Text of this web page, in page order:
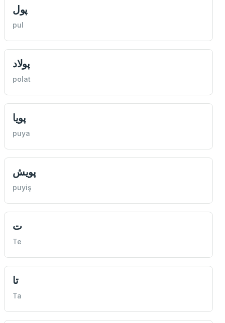
پول
pul
پولاد
polat
پويا
puya
پويش
puyiş
ت
Te
تا
Ta